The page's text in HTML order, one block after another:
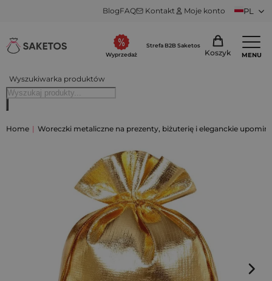
BlogFAQ Kontakt Moje konto PL
Wyszukiwarka produktów
Wyprzedaż
Strefa B2B Saketos
Koszyk MENU
Home | Woreczki metaliczne na prezenty, biżuterię i eleganckie